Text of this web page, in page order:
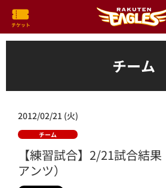
チーム
2012/02/21 (火)
チーム
【練習試合】2/21試合結
アンツ）